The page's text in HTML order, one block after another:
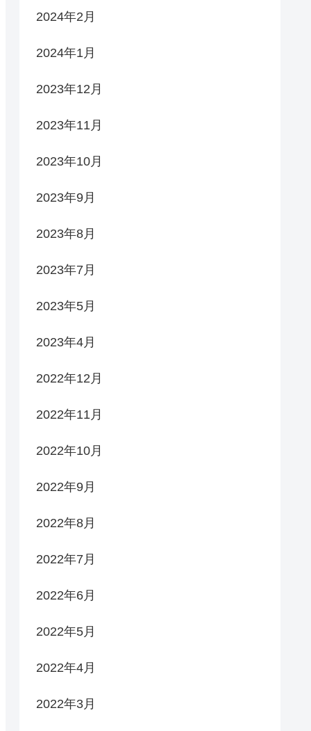
2024年2月
2024年1月
2023年12月
2023年11月
2023年10月
2023年9月
2023年8月
2023年7月
2023年5月
2023年4月
2022年12月
2022年11月
2022年10月
2022年9月
2022年8月
2022年7月
2022年6月
2022年5月
2022年4月
2022年3月